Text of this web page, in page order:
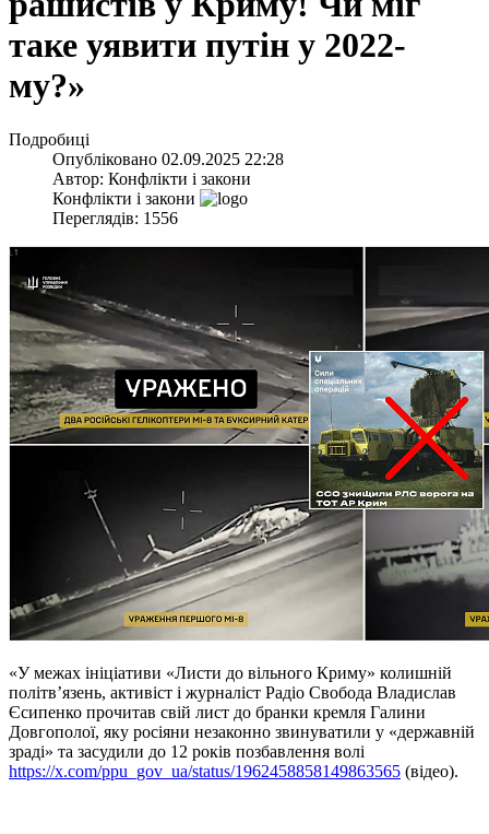
таке уявити путін у 2022-
му?»
Подробиці
Опубліковано 02.09.2025 22:28
Автор: Конфлікти і закони
Конфлікти і закони
Переглядів: 1556
«У межах ініціативи «Листи до вільного Криму» колишній
політв’язень, активіст і журналіст Радіо Свобода Владислав
Єсипенко прочитав свій лист до бранки кремля Галини
Довгополої, яку росіяни незаконно звинуватили у «державній
зраді» та засудили до 12 років позбавлення волі
https://x.com/ppu_gov_ua/status/1962458858149863565 (відео).